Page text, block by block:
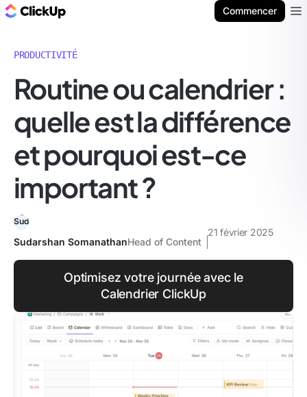
Commencer
PRODUCTIVITÉ
Routine ou calendrier :
quelle est la différence
et pourquoi est-ce
important ?
Sudarshan SomanathanHead of Content
21 février 2025
Optimisez votre journée avec le
Calendrier ClickUp